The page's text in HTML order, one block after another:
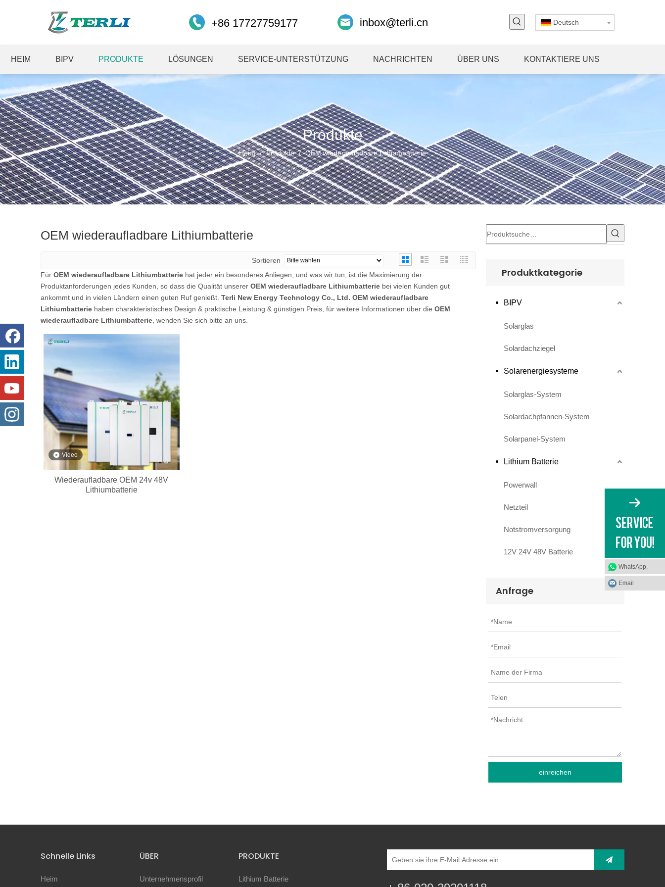
+86 17727759177 inbox@terli.cn Deutsch
HEIM BIPV PRODUKTE LÖSUNGEN SERVICE-UNTERSTÜTZUNG NACHRICHTEN ÜBER UNS KONTAKTIERE UNS
Produkte
Heim / Produkte / OEM wiederaufladbare Lithiumbatterie
OEM wiederaufladbare Lithiumbatterie
Sortieren
Für OEM wiederaufladbare Lithiumbatterie hat jeder ein besonderes Anliegen, und was wir tun, ist die Maximierung der
Produktanforderungen jedes Kunden, so dass die Qualität unserer OEM wiederaufladbare Lithiumbatterie bei vielen Kunden gut
ankommt und in vielen Ländern einen guten Ruf genießt. Terli New Energy Technology Co., Ltd. OEM wiederaufladbare
Lithiumbatterie haben charakteristisches Design & praktische Leistung & günstigen Preis, für weitere Informationen über die OEM
wiederaufladbare Lithiumbatterie , wenden Sie sich bitte an uns.
Video
Wiederaufladbare OEM 24v 48V
Lithiumbatterie
Produktkategorie
BIPV
Solarglas
Solardachziegel
Solarenergiesysteme
Solarglas-System
Solardachpfannen-System
Solarpanel-System
Lithium Batterie
Powerwall
Netzteil
Notstromversorgung
12V 24V 48V Batterie
Anfrage
einreichen
Schnelle Links
Heim
ÜBER
Unternehmensprofil
PRODUKTE
Lithium Batterie
WhatsApp.
Email